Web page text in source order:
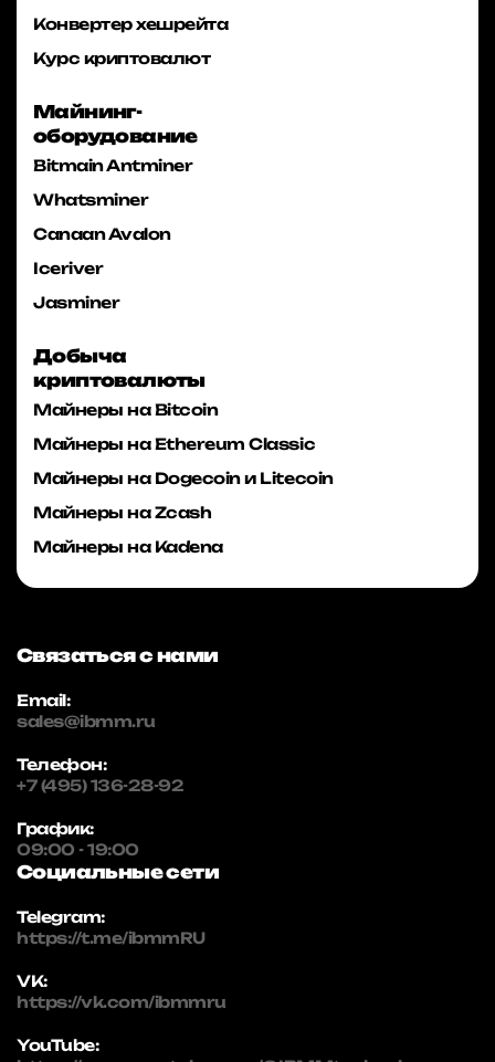
Конвертер хешрейта
Курс криптовалют
Майнинг-
оборудование
Bitmain Antminer
Whatsminer
Canaan Avalon
Iceriver
Jasminer
Добыча
криптовалюты
Майнеры на Bitcoin
Майнеры на Ethereum Classic
Майнеры на Dogecoin и Litecoin
Майнеры на Zcash
Майнеры на Kadena
Связаться с нами
Email:
sales@ibmm.ru
Телефон:
+7 (495) 136-28-92
График:
09:00 - 19:00
Социальные сети
Telegram:
https://t.me/ibmmRU
VK:
https://vk.com/ibmmru
YouTube: